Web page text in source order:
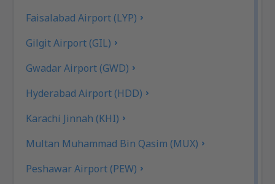
Faisalabad Airport (LYP)
Gilgit Airport (GIL)
Gwadar Airport (GWD)
Hyderabad Airport (HDD)
Karachi Jinnah (KHI)
Multan Muhammad Bin Qasim (MUX)
Peshawar Airport (PEW)